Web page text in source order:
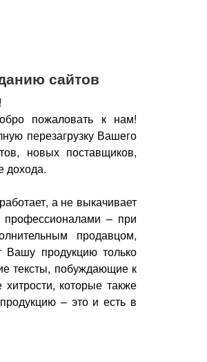
сайтов
пожаловать к нам!
перезагрузку Вашего
новых поставщиков,
дохода.
а не выкачивает
– при
продавцом,
Вашу продукцию только
тексты, побуждающие к
которые также
– это и есть в